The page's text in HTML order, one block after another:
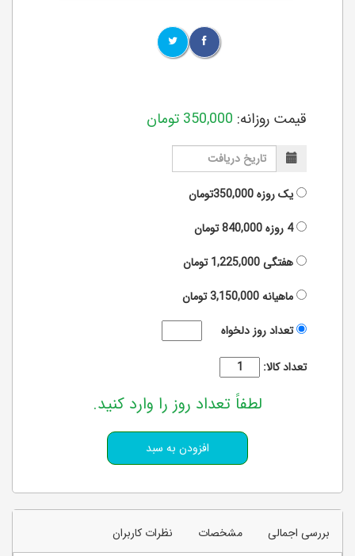
قیمت روزانه: 350,000 تومان
یک روزه350,000تومان
4 روزه
840,000تومان
هفتگی1,225,000تومان
ماهیانه3,150,000تومان
تعداد روز دلخواه
تعداد کالا:
لطفاً تعداد روز را وارد کنید.
بررسی اجمالی مشخصات نظرات کاربران